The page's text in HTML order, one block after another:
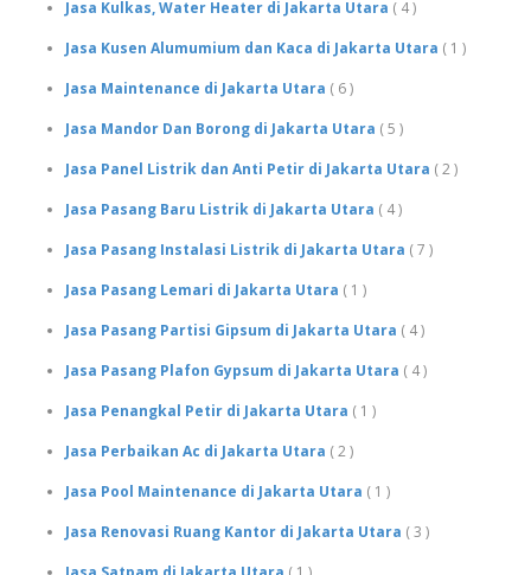
Jasa Kulkas, Water Heater di Jakarta Utara ( 4 )
Jasa Kusen Alumumium dan Kaca di Jakarta Utara ( 1 )
Jasa Maintenance di Jakarta Utara ( 6 )
Jasa Mandor Dan Borong di Jakarta Utara ( 5 )
Jasa Panel Listrik dan Anti Petir di Jakarta Utara ( 2 )
Jasa Pasang Baru Listrik di Jakarta Utara ( 4 )
Jasa Pasang Instalasi Listrik di Jakarta Utara ( 7 )
Jasa Pasang Lemari di Jakarta Utara ( 1 )
Jasa Pasang Partisi Gipsum di Jakarta Utara ( 4 )
Jasa Pasang Plafon Gypsum di Jakarta Utara ( 4 )
Jasa Penangkal Petir di Jakarta Utara ( 1 )
Jasa Perbaikan Ac di Jakarta Utara ( 2 )
Jasa Pool Maintenance di Jakarta Utara ( 1 )
Jasa Renovasi Ruang Kantor di Jakarta Utara ( 3 )